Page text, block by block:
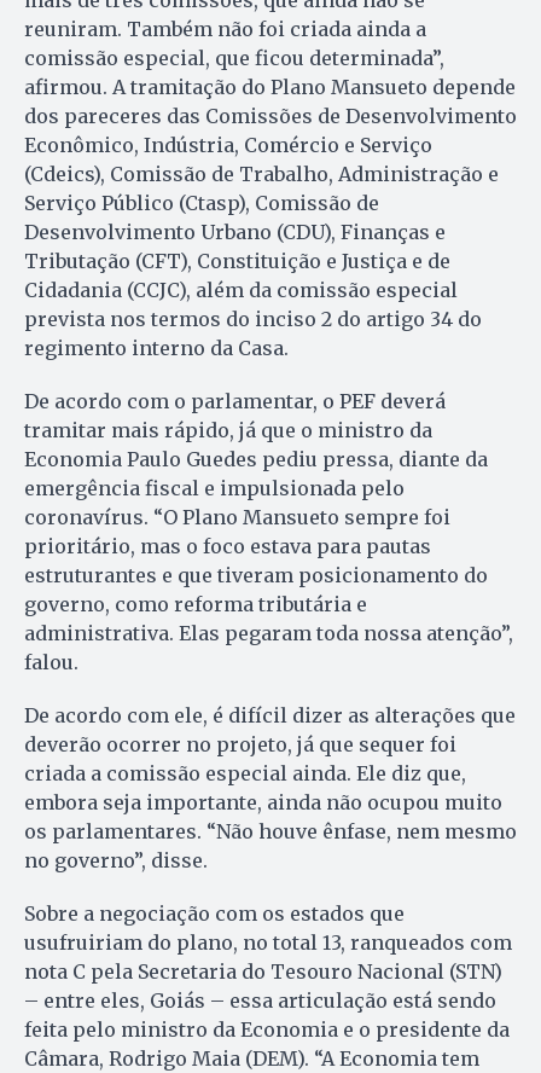
reuniram. Também não foi criada ainda a
comissão especial, que ficou determinada”,
afirmou. A tramitação do Plano Mansueto depende
dos pareceres das Comissões de Desenvolvimento
Econômico, Indústria, Comércio e Serviço
(Cdeics), Comissão de Trabalho, Administração e
Serviço Público (Ctasp), Comissão de
Desenvolvimento Urbano (CDU), Finanças e
Tributação (CFT), Constituição e Justiça e de
Cidadania (CCJC), além da comissão especial
prevista nos termos do inciso 2 do artigo 34 do
regimento interno da Casa.
De acordo com o parlamentar, o PEF deverá
tramitar mais rápido, já que o ministro da
Economia Paulo Guedes pediu pressa, diante da
emergência fiscal e impulsionada pelo
coronavírus. “O Plano Mansueto sempre foi
prioritário, mas o foco estava para pautas
estruturantes e que tiveram posicionamento do
governo, como reforma tributária e
administrativa. Elas pegaram toda nossa atenção”,
falou.
De acordo com ele, é difícil dizer as alterações que
deverão ocorrer no projeto, já que sequer foi
criada a comissão especial ainda. Ele diz que,
embora seja importante, ainda não ocupou muito
os parlamentares. “Não houve ênfase, nem mesmo
no governo”, disse.
Sobre a negociação com os estados que
usufruiriam do plano, no total 13, ranqueados com
nota C pela Secretaria do Tesouro Nacional (STN)
– entre eles, Goiás – essa articulação está sendo
feita pelo ministro da Economia e o presidente da
Câmara, Rodrigo Maia (DEM). “A Economia tem